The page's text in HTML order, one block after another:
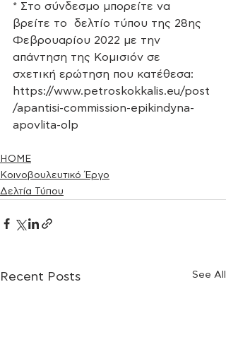
* Στο σύνδεσμο μπορείτε να
βρείτε το  δελτίο τύπου της 28ης
Φεβρουαρίου 2022 με την
απάντηση της Κομισιόν σε
σχετική ερώτηση που κατέθεσα:
https://www.petroskokkalis.eu/post
/apantisi-commission-epikindyna-
apovlita-olp
HOME
Κοινοβουλευτικό Έργο
Δελτία Τύπου
Recent Posts See All